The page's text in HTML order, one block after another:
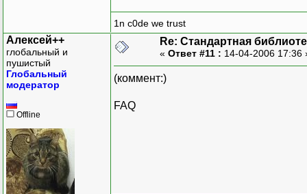
1n c0de we trust
Алексей++
глобальный и
пушистый
Глобальный
модератор
Offline
Re: Стандартная
« Ответ #11 : 14-04-2006 17:36
(коммент:)
FAQ